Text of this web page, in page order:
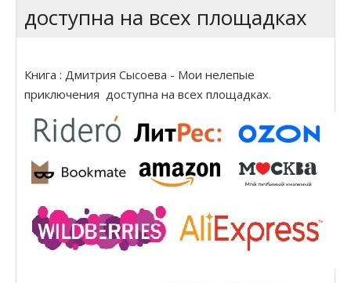
доступна на всех площадках
Книга : Дмитрия Сысоева - Мои нелепые
приключения доступна на всех площадках.